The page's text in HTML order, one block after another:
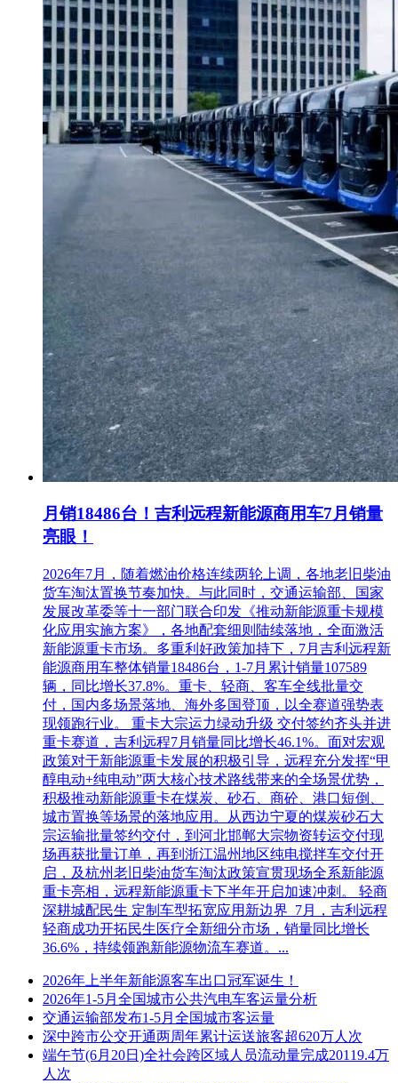
月销18486台！吉利远程新能源商用车7月销量
亮眼！
2026年7月，随着燃油价格连续两轮上调，各地老旧柴油
货车淘汰置换节奏加快。与此同时，交通运输部、国家
发展改革委等十一部门联合印发《推动新能源重卡规模
化应用实施方案》，各地配套细则陆续落地，全面激活
新能源重卡市场。多重利好政策加持下，7月吉利远程新
能源商用车整体销量18486台，1-7月累计销量107589
辆，同比增长37.8%。重卡、轻商、客车全线批量交
付，国内多场景落地、海外多国登顶，以全赛道强势表
现领跑行业。 重卡大宗运力绿动升级 交付签约齐头并进
重卡赛道，吉利远程7月销量同比增长46.1%。面对宏观
政策对于新能源重卡发展的积极引导，远程充分发挥“甲
醇电动+纯电动”两大核心技术路线带来的全场景优势，
积极推动新能源重卡在煤炭、砂石、商砼、港口短倒、
城市置换等场景的落地应用。从西边宁夏的煤炭砂石大
宗运输批量签约交付，到河北邯郸大宗物资转运交付现
场再获批量订单，再到浙江温州地区纯电搅拌车交付开
启，及杭州老旧柴油货车淘汰政策宣贯现场全系新能源
重卡亮相，远程新能源重卡下半年开启加速冲刺。 轻商
深耕城配民生 定制车型拓宽应用新边界 7月，吉利远程
轻商成功开拓民生医疗全新细分市场，销量同比增长
36.6%，持续领跑新能源物流车赛道。...
2026年上半年新能源客车出口冠军诞生！
2026年1-5月全国城市公共汽电车客运量分析
交通运输部发布1-5月全国城市客运量
深中跨市公交开通两周年累计运送旅客超620万人次
端午节(6月20日)全社会跨区域人员流动量完成20119.4万
人次